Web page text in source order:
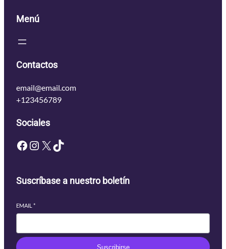
Menú
Contactos
email@email.com
+123456789
Sociales
Facebook Instagram X TikTok
Suscríbase a nuestro boletín
EMAIL *
Suscribirse